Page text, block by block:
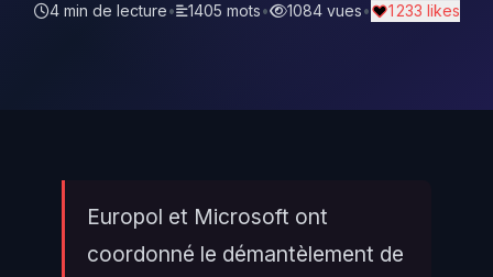
4 min de lecture• 1405 mots• 1084 vues• 1 233 likes
Europol et Microsoft ont
coordonné le démantèlement de